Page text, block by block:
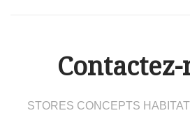
STORES CONCEPTS